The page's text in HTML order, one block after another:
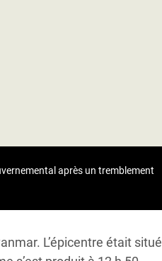
après un tremblement
L’épicentre était situé